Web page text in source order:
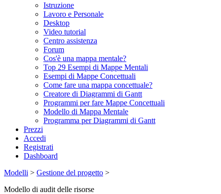
Istruzione
Lavoro e Personale
Desktop
Video tutorial
Centro assistenza
Forum
Cos'è una mappa mentale?
Top 29 Esempi di Mappe Mentali
Esempi di Mappe Concettuali
Come fare una mappa concettuale?
Creatore di Diagrammi di Gantt
Programmi per fare Mappe Concettuali
Modello di Mappa Mentale
Programma per Diagrammi di Gantt
Prezzi
Accedi
Registrati
Dashboard
Modelli > Gestione del progetto >
Modello di audit delle risorse